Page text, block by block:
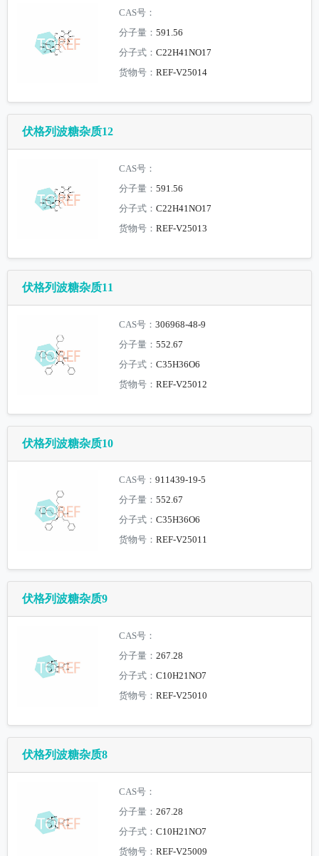
CAS号：
分子量：591.56
分子式：C22H41NO17
货物号：REF-V25014
伏格列波糖杂质12
CAS号：
分子量：591.56
分子式：C22H41NO17
货物号：REF-V25013
伏格列波糖杂质11
CAS号：306968-48-9
分子量：552.67
分子式：C35H36O6
货物号：REF-V25012
伏格列波糖杂质10
CAS号：911439-19-5
分子量：552.67
分子式：C35H36O6
货物号：REF-V25011
伏格列波糖杂质9
CAS号：
分子量：267.28
分子式：C10H21NO7
货物号：REF-V25010
伏格列波糖杂质8
CAS号：
分子量：267.28
分子式：C10H21NO7
货物号：REF-V25009